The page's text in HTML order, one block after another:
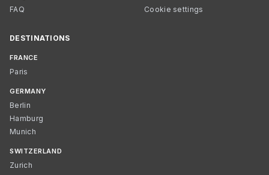
FAQ
Cookie settings
DESTINATIONS
FRANCE
Paris
GERMANY
Berlin
Hamburg
Munich
SWITZERLAND
Zurich